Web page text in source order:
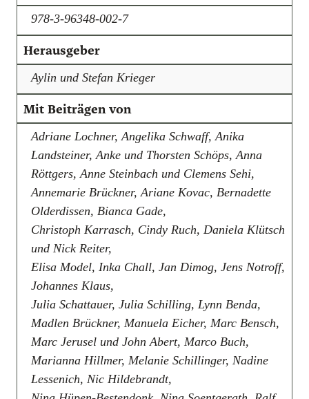
978-3-96348-002-7
Herausgeber
Aylin und Stefan Krieger
Mit Beiträgen von
Adriane Lochner, Angelika Schwaff, Anika
Landsteiner, Anke und Thorsten Schöps, Anna
Röttgers, Anne Steinbach und Clemens Sehi,
Annemarie Brückner, Ariane Kovac, Bernadette
Olderdissen, Bianca Gade,
Christoph Karrasch, Cindy Ruch, Daniela Klütsch
und Nick Reiter,
Elisa Model, Inka Chall, Jan Dimog, ­Jens Notroff,
Johannes Klaus,
Julia Schattauer, Julia Schilling, Lynn Benda,
Madlen Brückner, Manuela Eicher, Marc Bensch,
Marc Jerusel und John Abert, Marco Buch,
Marianna Hillmer, Melanie Schillinger, Nadine
Lessenich, Nic Hildebrandt,